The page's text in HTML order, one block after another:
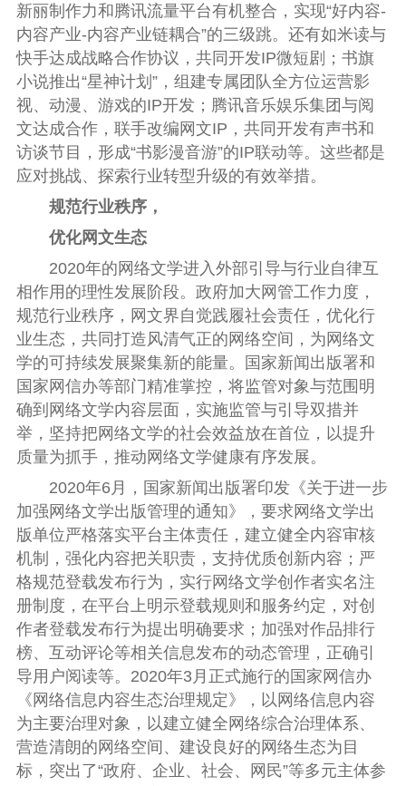
新丽制作力和腾讯流量平台有机整合，实现“好内容-
内容产业-内容产业链耦合”的三级跳。还有如米读与
快手达成战略合作协议，共同开发IP微短剧；书旗
小说推出“星神计划”，组建专属团队全方位运营影
视、动漫、游戏的IP开发；腾讯音乐娱乐集团与阅
文达成合作，联手改编网文IP，共同开发有声书和
访谈节目，形成“书影漫音游”的IP联动等。这些都是
应对挑战、探索行业转型升级的有效举措。
规范行业秩序，
优化网文生态
2020年的网络文学进入外部引导与行业自律互
相作用的理性发展阶段。政府加大网管工作力度，
规范行业秩序，网文界自觉践履社会责任，优化行
业生态，共同打造风清气正的网络空间，为网络文
学的可持续发展聚集新的能量。国家新闻出版署和
国家网信办等部门精准掌控，将监管对象与范围明
确到网络文学内容层面，实施监管与引导双措并
举，坚持把网络文学的社会效益放在首位，以提升
质量为抓手，推动网络文学健康有序发展。
2020年6月，国家新闻出版署印发《关于进一步
加强网络文学出版管理的通知》，要求网络文学出
版单位严格落实平台主体责任，建立健全内容审核
机制，强化内容把关职责，支持优质创新内容；严
格规范登载发布行为，实行网络文学创作者实名注
册制度，在平台上明示登载规则和服务约定，对创
作者登载发布行为提出明确要求；加强对作品排行
榜、互动评论等相关信息发布的动态管理，正确引
导用户阅读等。2020年3月正式施行的国家网信办
《网络信息内容生态治理规定》，以网络信息内容
为主要治理对象，以建立健全网络综合治理体系、
营造清朗的网络空间、建设良好的网络生态为目
标，突出了“政府、企业、社会、网民”等多元主体参